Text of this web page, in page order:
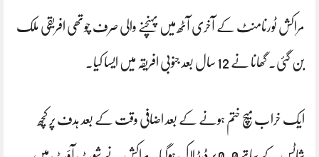
مراکش ٹورنامنٹ کے آخری آٹھ میں پہنچنے والی صرف چوتھی افریقی ملک
بن گئی۔ گھانا نے 12 سال بعد جنوبی افریقہ میں ایسا کیا۔
ایک خراب میچ ختم ہونے کے بعد اضافی وقت کے بعد ہدف پر کچھ